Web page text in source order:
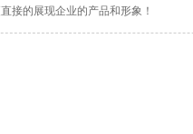
接的展现企业的产品和形象！